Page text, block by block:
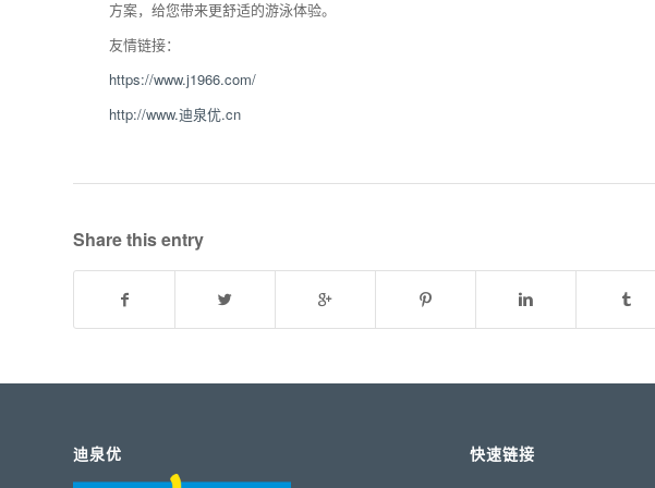
方案，给您带来更舒适的游泳体验。
友情链接：
https://www.j1966.com/
http://www.迪泉优.cn
Share this entry
迪泉优 快速链接